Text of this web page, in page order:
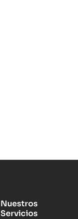
Nuestros
Servicios